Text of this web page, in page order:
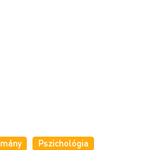
Pszichológia